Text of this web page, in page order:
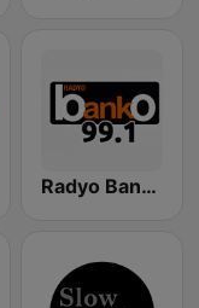
Radyo Banko